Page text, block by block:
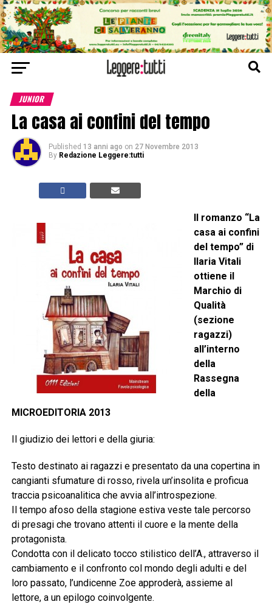
JUNIOR
La casa ai confini del tempo
Published 13 anni ago on 27 Novembre 2013
By Redazione Leggere:tutti
Il romanzo “La
casa ai confini
del tempo” di
Ilaria Vitali
ottiene il
Marchio di
Qualità
(sezione
ragazzi)
all’interno
della
Rassegna
della
MICROEDITORIA 2013
Il giudizio dei lettori e della giuria:
Testo destinato ai ragazzi e presentato da una copertina in
cangianti sfumature di rosso, rivela un’insolita e proficua
traccia psicoanalitica che avvia all’introspezione.
Il tempo afoso della stagione estiva veste tale percorso
di presagi che trovano attenti il cuore e la mente della
protagonista.
Condotta con il delicato tocco stilistico dell’A., attraverso il
cambiamento e il confronto col mondo degli adulti e del
loro passato, l’undicenne Zoe approderà, assieme al
lettore, a un epilogo coinvolgente.